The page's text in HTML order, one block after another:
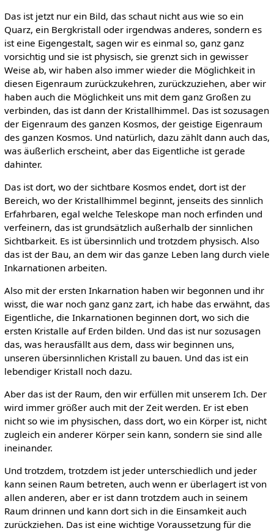
Das ist jetzt nur ein Bild, das schaut nicht aus wie so ein
Quarz, ein Bergkristall oder irgendwas anderes, sondern es
ist eine Eigengestalt, sagen wir es einmal so, ganz ganz
vorsichtig und sie ist physisch, sie grenzt sich in gewisser
Weise ab, wir haben also immer wieder die Möglichkeit in
diesen Eigenraum zurückzukehren, zurückzuziehen, aber wir
haben auch die Möglichkeit uns mit dem ganz Großen zu
verbinden, das ist dann der Kristallhimmel. Das ist sozusagen
der Eigenraum des ganzen Kosmos, der geistige Eigenraum
des ganzen Kosmos. Und natürlich, dazu zählt dann auch das,
was äußerlich erscheint, aber das Eigentliche ist gerade
dahinter.
Das ist dort, wo der sichtbare Kosmos endet, dort ist der
Bereich, wo der Kristallhimmel beginnt, jenseits des sinnlich
Erfahrbaren, egal welche Teleskope man noch erfinden und
verfeinern, das ist grundsätzlich außerhalb der sinnlichen
Sichtbarkeit. Es ist übersinnlich und trotzdem physisch. Also
das ist der Bau, an dem wir das ganze Leben lang durch viele
Inkarnationen arbeiten.
Also mit der ersten Inkarnation haben wir begonnen und ihr
wisst, die war noch ganz ganz zart, ich habe das erwähnt, das
Eigentliche, die Inkarnationen beginnen dort, wo sich die
ersten Kristalle auf Erden bilden. Und das ist nur sozusagen
das, was herausfällt aus dem, dass wir beginnen uns,
unseren übersinnlichen Kristall zu bauen. Und das ist ein
lebendiger Kristall noch dazu.
Aber das ist der Raum, den wir erfüllen mit unserem Ich. Der
wird immer größer auch mit der Zeit werden. Er ist eben
nicht so wie im physischen, dass dort, wo ein Körper ist, nicht
zugleich ein anderer Körper sein kann, sondern sie sind alle
ineinander.
Und trotzdem, trotzdem ist jeder unterschiedlich und jeder
kann seinen Raum betreten, auch wenn er überlagert ist von
allen anderen, aber er ist dann trotzdem auch in seinem
Raum drinnen und kann dort sich in die Einsamkeit auch
zurückziehen. Das ist eine wichtige Voraussetzung für die